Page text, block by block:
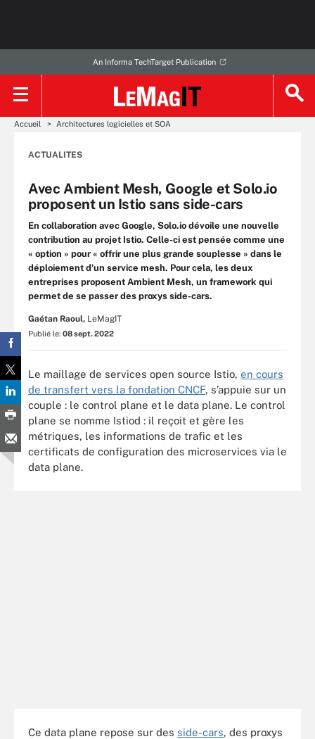
An Informa TechTarget Publication
Accueil Architectures logicielles et SOA
ACTUALITES
Avec Ambient Mesh, Google et Solo.io
proposent un Istio sans side-cars
En collaboration avec Google, Solo.io dévoile une nouvelle
contribution au projet Istio. Celle-ci est pensée comme une
« option » pour « offrir une plus grande souplesse » dans le
déploiement d’un service mesh. Pour cela, les deux
entreprises proposent Ambient Mesh, un framework qui
permet de se passer des proxys side-cars.
Gaétan Raoul, LeMagIT
Publié le: 08 sept. 2022
Le maillage de services open source Istio, en cours
de transfert vers la fondation CNCF, s’appuie sur un
couple : le control plane et le data plane. Le control
plane se nomme Istiod : il reçoit et gère les
métriques, les informations de trafic et les
certificats de configuration des microservices via le
data plane.
Ce data plane repose sur des side-cars, des proxys